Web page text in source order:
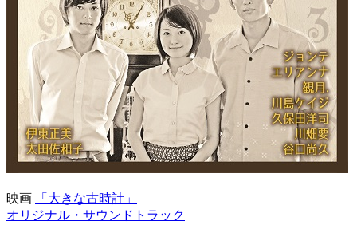
映画
「大きな古時計」
オリジナル・サウンドトラック